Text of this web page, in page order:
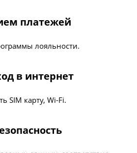
платежей
лояльности.
в интернет
SIM карту, Wi-Fi.